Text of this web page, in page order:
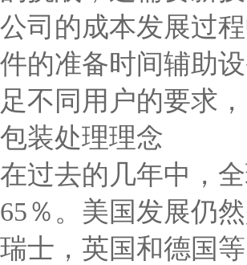
公司的成本发展过
件的准备时间辅助
足不同用户的要求
包装处理理念
在过去的几年中，
65％。美国发展仍
瑞士，英国和德国